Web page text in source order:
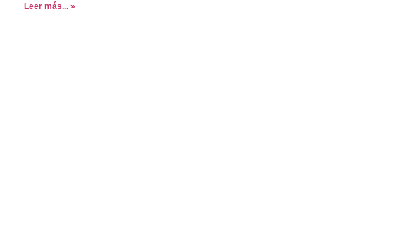
Leer más... »